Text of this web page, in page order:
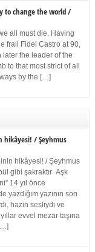
to change the world /
all must die. Having
frail Fidel Castro at 90,
the leader of the
to that most strict of all
by the […]
hikâyesi! / Şeyhmus
hikâyesi! / Şeyhmus
gibi şakraktır Aşk
14 yıl önce
yazdığım yazının son
hazin sesliydi ve
evvel mezar taşına